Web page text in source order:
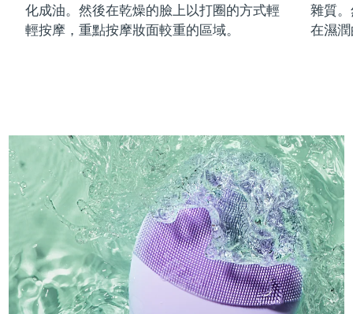
化成油。然後在乾燥的臉上以打圈的方式輕
輕按摩，重點按摩妝面較重的區域。
雜質
在濕